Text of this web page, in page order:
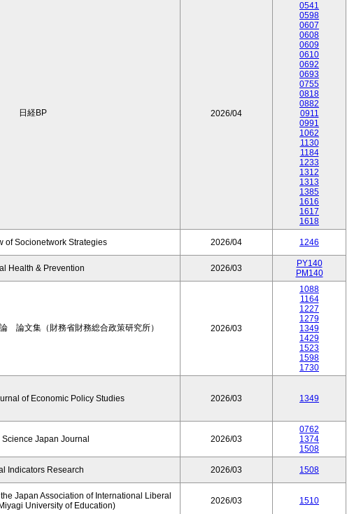
日経BP 2026/04
0541
0598
0607
0608
0609
0610
0692
0693
0755
0818
0882
0911
0991
1062
1130
1184
1233
1312
1313
1385
1616
1617
1618
of Socionetwork Strategies 2026/04 1246
Health & Prevention 2026/03
PY140
PM140
論文集（財務省財務総合政策研究所） 2026/03
1088
1164
1227
1279
1349
1429
1523
1598
1730
of Economic Policy Studies 2026/03 1349
Japan Journal 2026/03
0762
1374
1508
Indicators Research 2026/03 1508
Japan Association of International Liberal
University of Education)
2026/03 1510